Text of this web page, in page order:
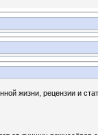
жизни, рецензии и